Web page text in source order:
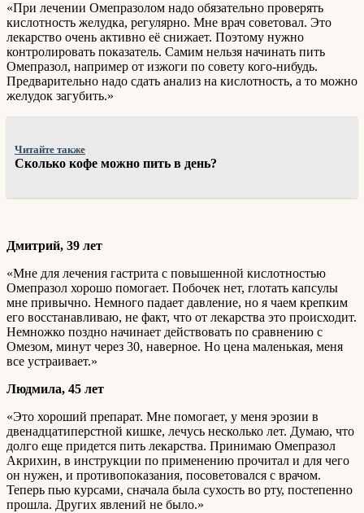
«При лечении Омепразолом надо обязательно проверять
кислотность желудка, регулярно. Мне врач советовал. Это
лекарство очень активно её снижает. Поэтому нужно
контролировать показатель. Самим нельзя начинать пить
Омепразол, например от изжоги по совету кого-нибудь.
Предварительно надо сдать анализ на кислотность, а то можно
желудок загубить.»
Читайте также
Сколько кофе можно пить в день?
Дмитрий, 39 лет
«Мне для лечения гастрита с повышенной кислотностью
Омепразол хорошо помогает. Побочек нет, глотать капсулы
мне привычно. Немного падает давление, но я чаем крепким
его восстанавливаю, не факт, что от лекарства это происходит.
Немножко поздно начинает действовать по сравнению с
Омезом, минут через 30, наверное. Но цена маленькая, меня
все устраивает.»
Людмила, 45 лет
«Это хороший препарат. Мне помогает, у меня эрозии в
двенадцатиперстной кишке, лечусь несколько лет. Думаю, что
долго еще придется пить лекарства. Принимаю Омепразол
Акрихин, в инструкции по применению прочитал и для чего
он нужен, и противопоказания, посоветовался с врачом.
Теперь пью курсами, сначала была сухость во рту, постепенно
прошла. Других явлений не было.»